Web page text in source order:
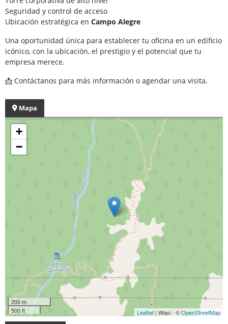
Seguridad y control de acceso
Ubicación estratégica en Campo Alegre
Una oportunidad única para establecer tu oficina en un edificio
icónico, con la ubicación, el prestigio y el potencial que tu
empresa merece.
📩 Contáctanos para más información o agendar una visita.
Mapa
+
−
200 m
500 ft
Leaflet | Wasi - ©OpenStreetMap